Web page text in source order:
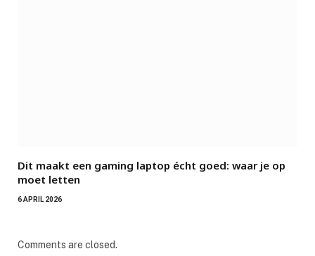
Dit maakt een gaming laptop écht goed: waar je op
moet letten
6 APRIL 2026
Comments are closed.